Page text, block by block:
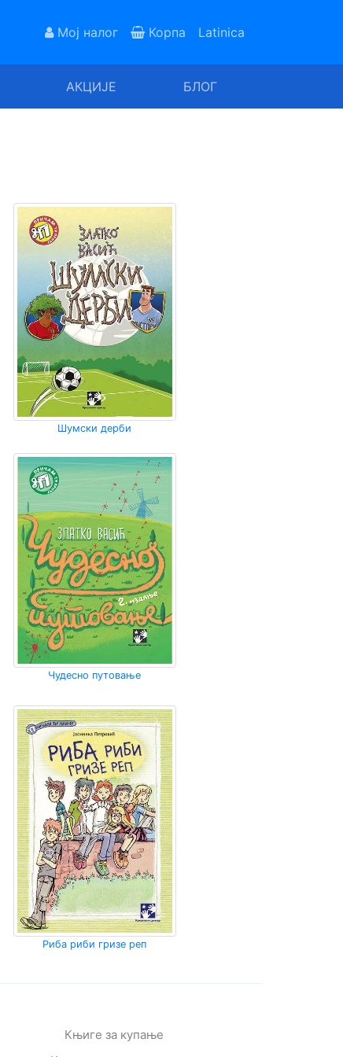
Мој налог Корпа Latinica
АКЦИЈЕ БЛОГ
Шумски дерби
Чудесно путовање
Риба риби гризе реп
Књиге за купање